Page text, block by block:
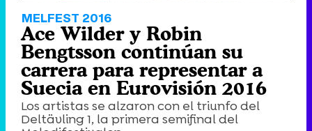
MELFEST 2016
Ace Wilder y Robin
Bengtsson continúan su
carrera para representar a
Suecia en Eurovisión 2016
Los artistas se alzaron con el triunfo del
Deltävling 1, la primera semifinal del